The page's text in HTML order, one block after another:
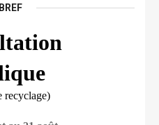
recyclage)